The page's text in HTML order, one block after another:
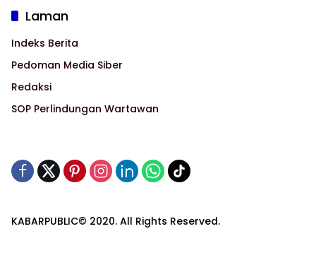
Laman
Indeks Berita
Pedoman Media Siber
Redaksi
SOP Perlindungan Wartawan
KABARPUBLIC© 2020. All Rights Reserved.